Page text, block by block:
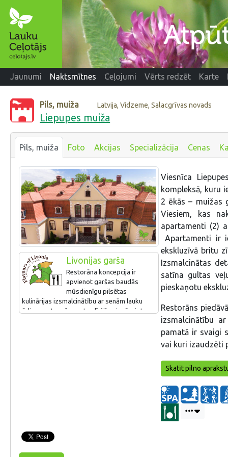
Jaunumi Naktsmītnes Ceļojumi Vērts redzēt Karte
Pils, muiža Latvija, Vidzeme, Salacgrīvas novads
Liepupes muiža
Pils, muiža Foto Akcijas Specializācija Cenas
Livonijas garša
Restorāna koncepcija ir
apvienot garšas baudās
mūsdienīgu pilsētas
kulinārijas izsmalcinātību ar senām lauku
ēdienu gatavošanas tradīcijām, ievērojot
Viesnīca
kompleksā, kuru
2 ēkās – muižas
Viesiem, kas
apartamenti (2)
Apartamenti ir
ekskluzīvā britu
Izsmalcinātas
satīna gultas
pieskaņotu
Restorāns
izsmalcinātību
pamatā ir svaigi
vai kuri izaudzēti
Skatīt pilno